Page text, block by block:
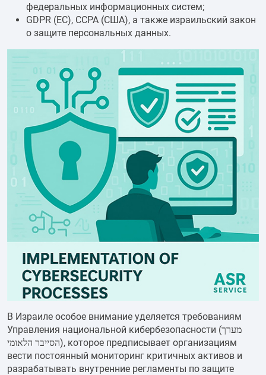
федеральных информационных систем;
GDPR (ЕС), CCPA (США), а также израильский закон
о защите персональных данных.
В Израиле особое внимание уделяется требованиям
Управления национальной кибербезопасности (מערך
הסייבר הלאומי), которое предписывает организациям
вести постоянный мониторинг критичных активов и
разрабатывать внутренние регламенты по защите